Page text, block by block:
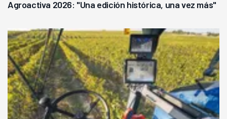
Agroactiva 2026: "Una edición histórica, una vez más"